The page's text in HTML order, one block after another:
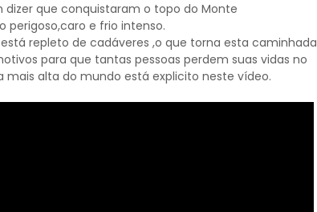
dizer que conquistaram o topo do Monte
perigoso,caro e frio intenso.
repleto de cadáveres ,o que torna esta caminhada
para que tantas pessoas perdem suas vidas no
alta do mundo está explicito neste vídeo.